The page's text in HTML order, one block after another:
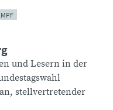
und Lesern in der
stellvertretender